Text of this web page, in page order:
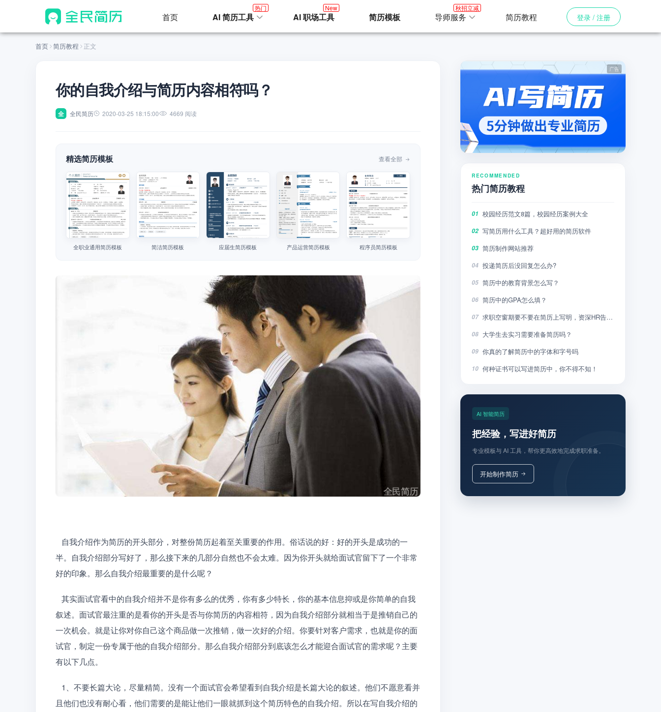
首页 AI 简历工具
热门
AI 职场工具
New
简历模板 导师服务
秋招立减
简历教程 登录 / 注册
首页 简历教程 正文
你的自我介绍与简历内容相符吗？
全 全民简历 2020-03-25 18:15:00 4669 阅读
精选简历模板 查看全部
全职业通用简历模板 简洁简历模板 应届生简历模板 产品运营简历模板 程序员简历模板
半。自我介绍部分写好了，那么接下来的几部分自然也不会太难。因为你开头就给面试官留下了一个非常
好的印象。那么自我介绍最重要的是什么呢？
叙述。面试官最注重的是看你的开头是否与你简历的内容相符，因为自我介绍部分就相当于是推销自己的
一次机会。就是让你对你自己这个商品做一次推销，做一次好的介绍。你要针对客户需求，也就是你的面
试官，制定一份专属于他的自我介绍部分。那么自我介绍部分到底该怎么才能迎合面试官的需求呢？主要
有以下几点。
且他们也没有耐心看，他们需要的是能让他们一眼就抓到这个简历特色的自我介绍。所以在写自我介绍的
RECOMMENDED
热门简历教程
01 校园经历范文8篇，校园经历案例大全
02 写简历用什么工具？超好用的简历软件
03 简历制作网站推荐
04 投递简历后没回复怎么办?
05 简历中的教育背景怎么写？
06 简历中的GPA怎么填？
07 求职空窗期要不要在简历上写明，资深HR告诉你
08 大学生去实习需要准备简历吗？
09 你真的了解简历中的字体和字号吗
10 何种证书可以写进简历中，你不得不知！
AI 智能简历
把经验，写进好简历
专业模板与 AI 工具，帮你更高效地完成求职准备。
开始制作简历